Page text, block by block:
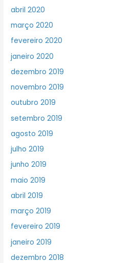
abril 2020
março 2020
fevereiro 2020
janeiro 2020
dezembro 2019
novembro 2019
outubro 2019
setembro 2019
agosto 2019
julho 2019
junho 2019
maio 2019
abril 2019
março 2019
fevereiro 2019
janeiro 2019
dezembro 2018